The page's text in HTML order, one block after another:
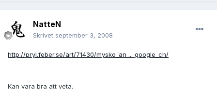
NatteN
Skrivet september 3, 2008
http://pryl.feber.se/art/71430/mysko_an ... google_ch/
Kan vara bra att veta.